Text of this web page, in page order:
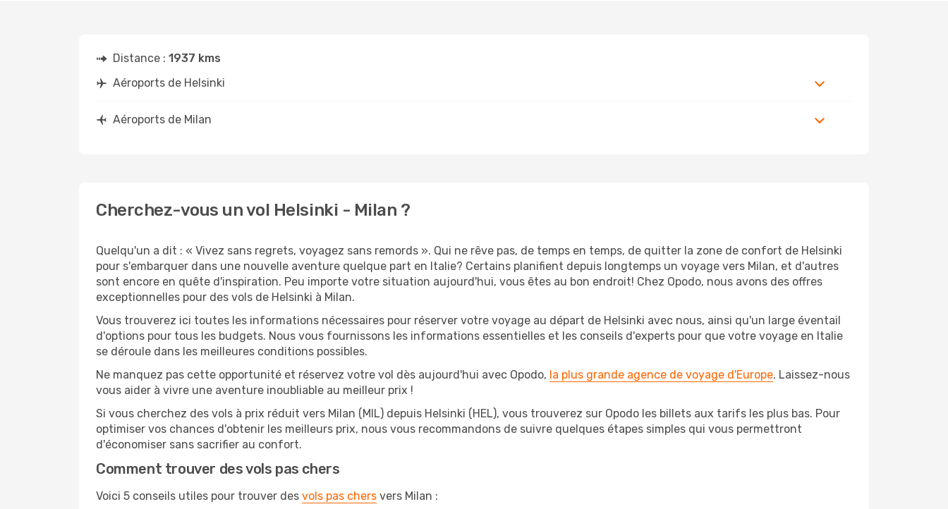
Distance : 1937 kms
Aéroports de Helsinki
Aéroports de Milan
Cherchez-vous un vol Helsinki - Milan ?
Quelqu'un a dit : « Vivez sans regrets, voyagez sans remords ». Qui ne rêve pas, de temps en temps, de quitter la zone de confort de Helsinki
pour s'embarquer dans une nouvelle aventure quelque part en Italie? Certains planifient depuis longtemps un voyage vers Milan, et d'autres
sont encore en quête d'inspiration. Peu importe votre situation aujourd'hui, vous êtes au bon endroit! Chez Opodo, nous avons des offres
exceptionnelles pour des vols de Helsinki à Milan.
Vous trouverez ici toutes les informations nécessaires pour réserver votre voyage au départ de Helsinki avec nous, ainsi qu'un large éventail
d'options pour tous les budgets. Nous vous fournissons les informations essentielles et les conseils d'experts pour que votre voyage en Italie
se déroule dans les meilleures conditions possibles.
Ne manquez pas cette opportunité et réservez votre vol dès aujourd'hui avec Opodo, la plus grande agence de voyage d'Europe. Laissez-nous
vous aider à vivre une aventure inoubliable au meilleur prix !
Si vous cherchez des vols à prix réduit vers Milan (MIL) depuis Helsinki (HEL), vous trouverez sur Opodo les billets aux tarifs les plus bas. Pour
optimiser vos chances d'obtenir les meilleurs prix, nous vous recommandons de suivre quelques étapes simples qui vous permettront
d'économiser sans sacrifier au confort.
Comment trouver des vols pas chers
Voici 5 conseils utiles pour trouver des vols pas chers vers Milan :